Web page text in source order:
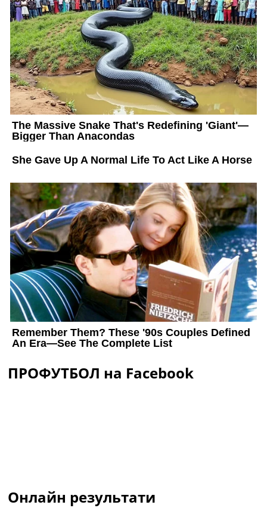
ПРОФУТБОЛ на Facebook
Онлайн результати